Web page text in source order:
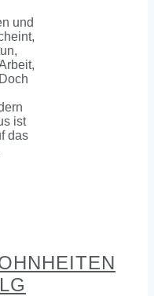
und
ist
das